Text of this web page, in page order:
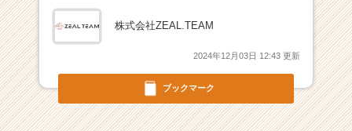
長
か
ブックマーク
株式会社ZEAL.TEAM
2024年12月03日 12:43 更新